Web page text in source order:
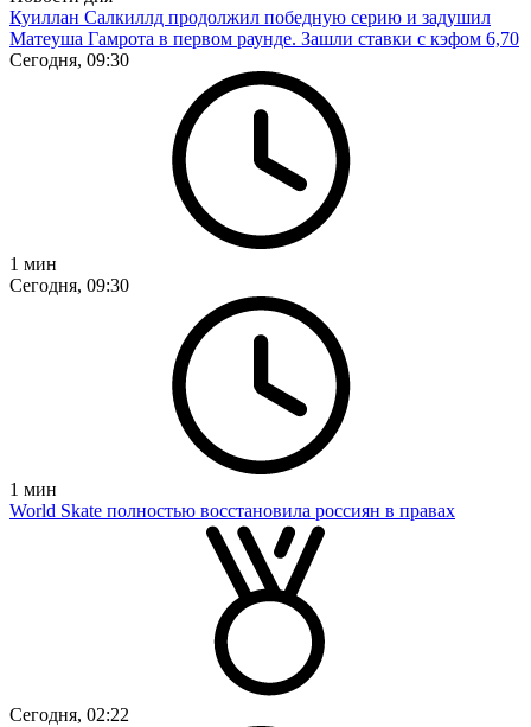
Куиллан Салкиллд продолжил победную серию и задушил
Матеуша Гамрота в первом раунде. Зашли ставки с кэфом 6,70
Сегодня, 09:30
1 мин
Сегодня, 09:30
1 мин
World Skate полностью восстановила россиян в правах
Сегодня, 02:22